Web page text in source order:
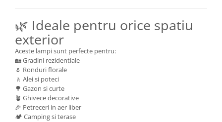
🌿 Ideale pentru orice spatiu
exterior
Aceste lampi sunt perfecte pentru:
🏡 Gradini rezidentiale
🌷 Ronduri florale
🚶 Alei si poteci
🌳 Gazon si curte
🪴 Ghivece decorative
🎉 Petreceri in aer liber
🏕 Camping si terase